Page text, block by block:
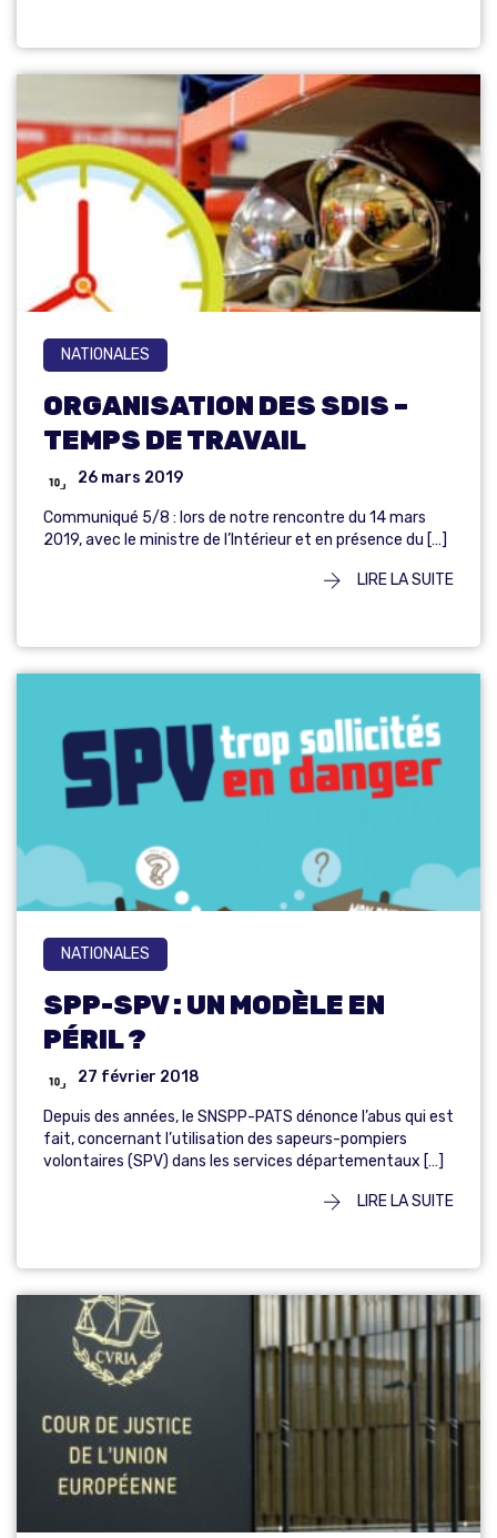
NATIONALES
ORGANISATION DES SDIS –
TEMPS DE TRAVAIL
26 mars 2019
Communiqué 5/8 : lors de notre rencontre du 14 mars
2019, avec le ministre de l’Intérieur et en présence du […]
LIRE LA SUITE
NATIONALES
SPP-SPV : UN MODÈLE EN
PÉRIL ?
27 février 2018
Depuis des années, le SNSPP-PATS dénonce l’abus qui est
fait, concernant l’utilisation des sapeurs-pompiers
volontaires (SPV) dans les services départementaux […]
LIRE LA SUITE